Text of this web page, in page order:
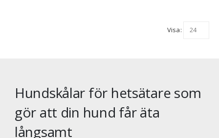
Visa:
Hundskålar för hetsätare som
gör att din hund får äta
långsamt